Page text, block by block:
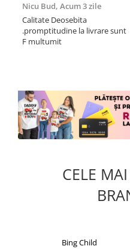
Nicu Bud, Acum 3 zile
Calitate Deosebita
.promptitudine la livrare sunt
F multumit
CELE
Cars